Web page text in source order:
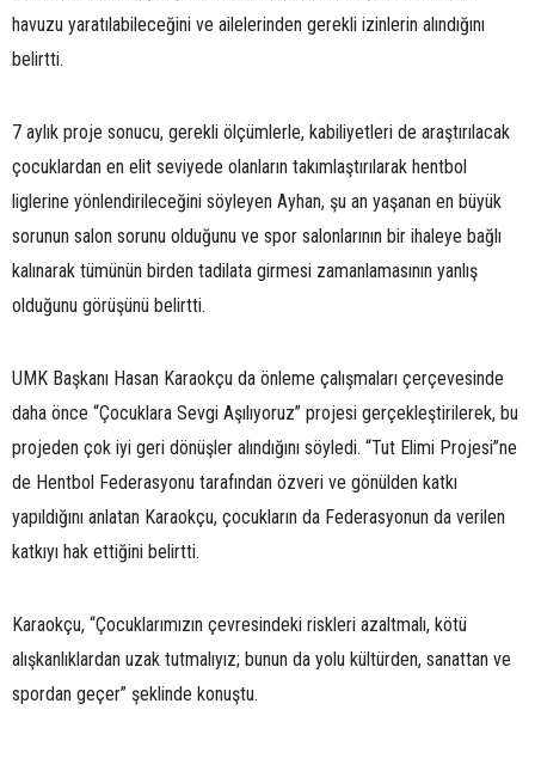
havuzu yaratılabileceğini ve ailelerinden gerekli izinlerin alındığını
belirtti.
7 aylık proje sonucu, gerekli ölçümlerle, kabiliyetleri de araştırılacak
çocuklardan en elit seviyede olanların takımlaştırılarak hentbol
liglerine yönlendirileceğini söyleyen Ayhan, şu an yaşanan en büyük
sorunun salon sorunu olduğunu ve spor salonlarının bir ihaleye bağlı
kalınarak tümünün birden tadilata girmesi zamanlamasının yanlış
olduğunu görüşünü belirtti.
UMK Başkanı Hasan Karaokçu da önleme çalışmaları çerçevesinde
daha önce “Çocuklara Sevgi Aşılıyoruz” projesi gerçekleştirilerek, bu
projeden çok iyi geri dönüşler alındığını söyledi. “Tut Elimi Projesi”ne
de Hentbol Federasyonu tarafından özveri ve gönülden katkı
yapıldığını anlatan Karaokçu, çocukların da Federasyonun da verilen
katkıyı hak ettiğini belirtti.
Karaokçu, “Çocuklarımızın çevresindeki riskleri azaltmalı, kötü
alışkanlıklardan uzak tutmalıyız; bunun da yolu kültürden, sanattan ve
spordan geçer” şeklinde konuştu.